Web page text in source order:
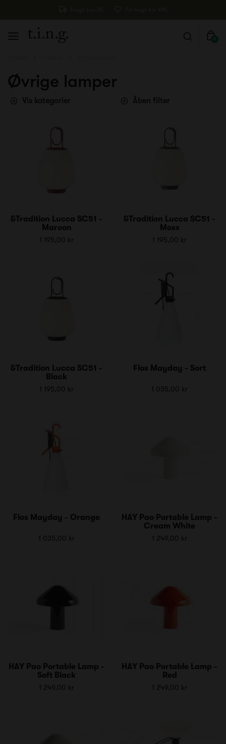
0
Øvrige lamper
Vis kategorier Åben filter
&Tradition Lucca SC51 -
Maroon
1 195,00 kr
&Tradition Lucca SC51 -
Moss
1 195,00 kr
&Tradition Lucca SC51 -
Black
1 195,00 kr
Flos Mayday - Sort
1 035,00 kr
Flos Mayday - Orange
1 035,00 kr
HAY Pao Portable Lamp -
Cream White
1 249,00 kr
HAY Pao Portable Lamp -
Soft Black
1 249,00 kr
HAY Pao Portable Lamp -
Red
1 249,00 kr